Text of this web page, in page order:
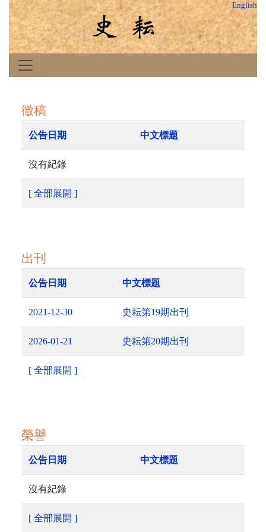
English
徵稿
公告日期 中文標題
沒有紀錄
[ 全部展開 ]
出刊
公告日期 中文標題
2021-12-30 史耘第19期出刊
2026-01-21 史耘第20期出刊
[ 全部展開 ]
榮譽
公告日期 中文標題
沒有紀錄
[ 全部展開 ]